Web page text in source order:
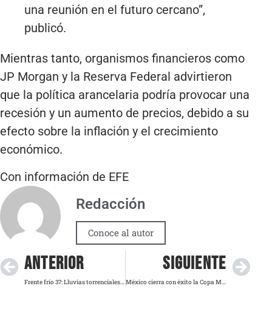
una reunión en el futuro cercano”,
publicó.
Mientras tanto, organismos financieros como
JP Morgan y la Reserva Federal advirtieron
que la política arancelaria podría provocar una
recesión y un aumento de precios, debido a su
efecto sobre la inflación y el crecimiento
económico.
Con información de EFE
Redacción
Conoce al autor
ANTERIOR
Frente frío 37: Lluvias torrenciales y descenso de temperatura en México
SIGUIENTE
México cierra con éxito la Copa Mundial de Clavados Guadalajara 2025